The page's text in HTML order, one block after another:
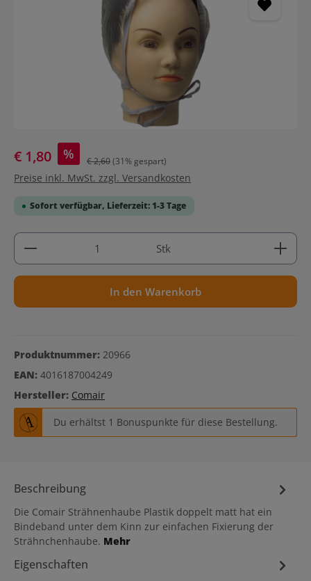
€ 1,80 % € 2,60(31% gespart)
Preise inkl. MwSt. zzgl. Versandkosten
Sofort verfügbar, Lieferzeit: 1-3 Tage
Produkt Anzahl: Gib den gewünschten Wert ein
Stk
In den Warenkorb
Produktnummer: 20966
EAN: 4016187004249
Hersteller: Comair
Du erhältst 1 Bonuspunkte für diese Bestellung.
Beschreibung
Die Comair Strähnenhaube Plastik doppelt matt hat ein
Bindeband unter dem Kinn zur einfachen Fixierung der
Strähnchenhaube. Mehr
Eigenschaften